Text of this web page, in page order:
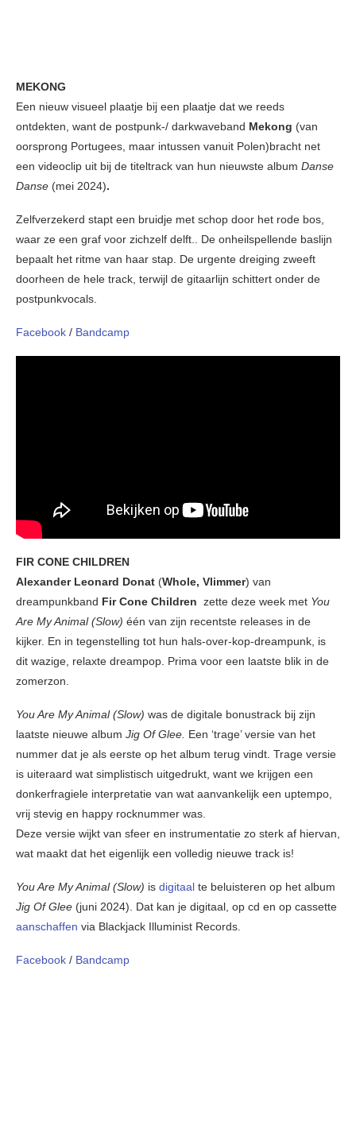
MEKONG
Een nieuw visueel plaatje bij een plaatje dat we reeds
ontdekten, want de postpunk-/ darkwaveband Mekong (van
oorsprong Portugees, maar intussen vanuit Polen)bracht net
een videoclip uit bij de titeltrack van hun nieuwste album Danse
Danse (mei 2024).
Zelfverzekerd stapt een bruidje met schop door het rode bos,
waar ze een graf voor zichzelf delft.. De onheilspellende baslijn
bepaalt het ritme van haar stap. De urgente dreiging zweeft
doorheen de hele track, terwijl de gitaarlijn schittert onder de
postpunkvocals.
Facebook / Bandcamp
FIR CONE CHILDREN
Alexander Leonard Donat (Whole, Vlimmer) van
dreampunkband Fir Cone Children zette deze week met You
Are My Animal (Slow) één van zijn recentste releases in de
kijker. En in tegenstelling tot hun hals-over-kop-dreampunk, is
dit wazige, relaxte dreampop. Prima voor een laatste blik in de
zomerzon.
You Are My Animal (Slow) was de digitale bonustrack bij zijn
laatste nieuwe album Jig Of Glee. Een ‘trage’ versie van het
nummer dat je als eerste op het album terug vindt. Trage versie
is uiteraard wat simplistisch uitgedrukt, want we krijgen een
donkerfragiele interpretatie van wat aanvankelijk een uptempo,
vrij stevig en happy rocknummer was.
Deze versie wijkt van sfeer en instrumentatie zo sterk af hiervan,
wat maakt dat het eigenlijk een volledig nieuwe track is!
You Are My Animal (Slow) is digitaal te beluisteren op het album
Jig Of Glee (juni 2024). Dat kan je digitaal, op cd en op cassette
aanschaffen via Blackjack Illuminist Records.
Facebook / Bandcamp